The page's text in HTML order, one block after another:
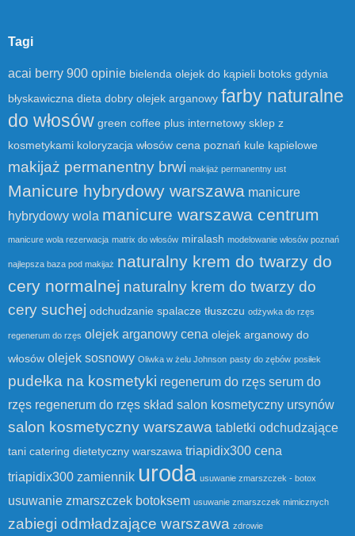
Tagi
acai berry 900 opinie bielenda olejek do kąpieli botoks gdynia
błyskawiczna dieta dobry olejek arganowy farby naturalne
do włosów green coffee plus internetowy sklep z
kosmetykami koloryzacja włosów cena poznań kule kąpielowe
makijaż permanentny brwi makijaż permanentny ust
Manicure hybrydowy warszawa manicure
hybrydowy wola manicure warszawa centrum
manicure wola rezerwacja matrix do włosów miralash modelowanie włosów poznań
najlepsza baza pod makijaż naturalny krem do twarzy do
cery normalnej naturalny krem do twarzy do
cery suchej odchudzanie spalacze tłuszczu odżywka do rzęs
regenerum do rzęs olejek arganowy cena olejek arganowy do
włosów olejek sosnowy Oliwka w żelu Johnson pasty do zębów posiłek
pudełka na kosmetyki regenerum do rzęs serum do
rzęs regenerum do rzęs skład salon kosmetyczny ursynów
salon kosmetyczny warszawa tabletki odchudzające
tani catering dietetyczny warszawa triapidix300 cena
triapidix300 zamiennik uroda usuwanie zmarszczek - botox
usuwanie zmarszczek botoksem usuwanie zmarszczek mimicznych
zabiegi odmładzające warszawa zdrowie